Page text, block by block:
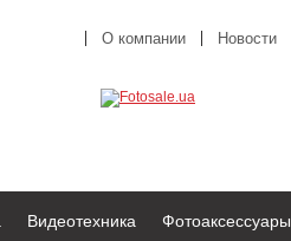
О компании Новости
Видеотехника Фотоаксессуары